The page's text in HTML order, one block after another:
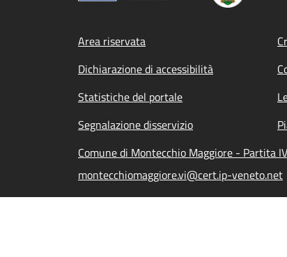
Footer menu
Area riservata
Dichiarazione di accessibilità
Statistiche del portale
Segnalazione disservizio
Comune di Montecchio Maggiore - Partita
montecchiomaggiore.vi@cert.ip-veneto.net